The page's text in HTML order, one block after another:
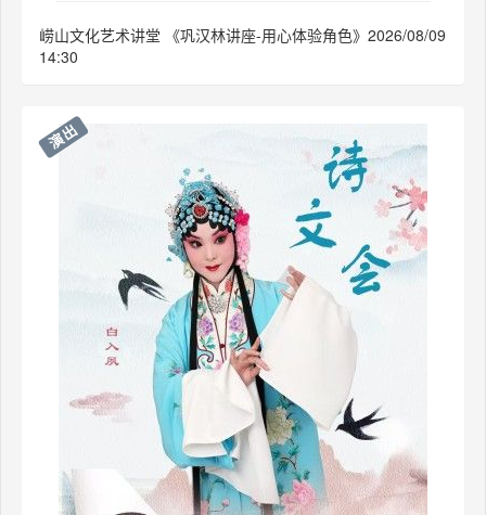
崂山文化艺术讲堂 《巩汉林讲座-用心体验角色》2026/08/09
14:30
演出